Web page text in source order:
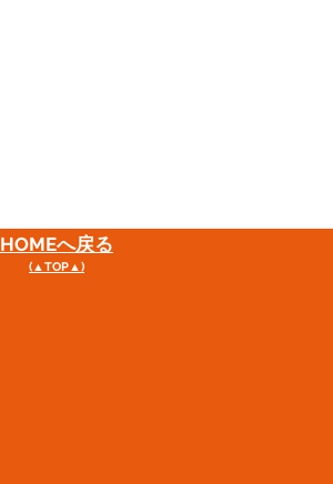
HOMEへ戻る
(▲TOP▲)